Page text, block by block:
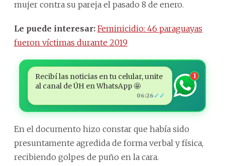
mujer contra su pareja el pasado 8 de enero.
Le puede interesar: Feminicidio: 46 paraguayas
fueron víctimas durante 2019
Recibí las noticias en tu celular, unite
al canal de ÚH en WhatsApp 🤩
06:26 ✓✓
1
En el documento hizo constar que había sido
presuntamente agredida de forma verbal y física,
recibiendo golpes de puño en la cara.